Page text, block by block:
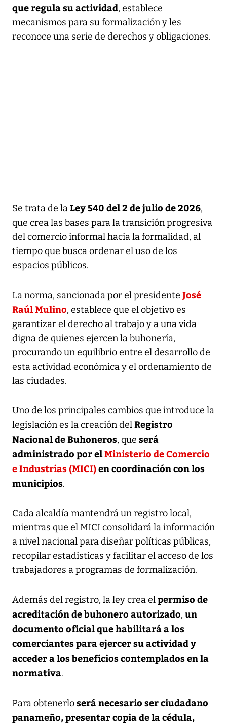
que regula su actividad, establece
mecanismos para su formalización y les
reconoce una serie de derechos y obligaciones.
Se trata de laLey 540 del 2 de julio de 2026,
que crea las bases para la transición progresiva
del comercio informal hacia la formalidad, al
tiempo que busca ordenar el uso de los
espacios públicos.
La norma, sancionada por el presidente José
Raúl Mulino, establece que el objetivo es
garantizar el derecho al trabajo y a una vida
digna de quienes ejercen la buhonería,
procurando un equilibrio entre el desarrollo de
esta actividad económica y el ordenamiento de
las ciudades.
Uno de los principales cambios que introduce la
legislación es la creación delRegistro
Nacional de Buhoneros, que será
administrado por elMinisterio de Comercio
e Industrias (MICI)en coordinación con los
municipios.
Cada alcaldía mantendrá un registro local,
mientras que el MICI consolidará la información
a nivel nacional para diseñar políticas públicas,
recopilar estadísticas y facilitar el acceso de los
trabajadores a programas de formalización.
Además del registro, la ley crea elpermiso de
acreditación de buhonero autorizado, un
documento oficial que habilitará a los
comerciantes para ejercer su actividad y
acceder a los beneficios contemplados en la
normativa.
Para obtenerloserá necesario ser ciudadano
panameño, presentar copia de la cédula,